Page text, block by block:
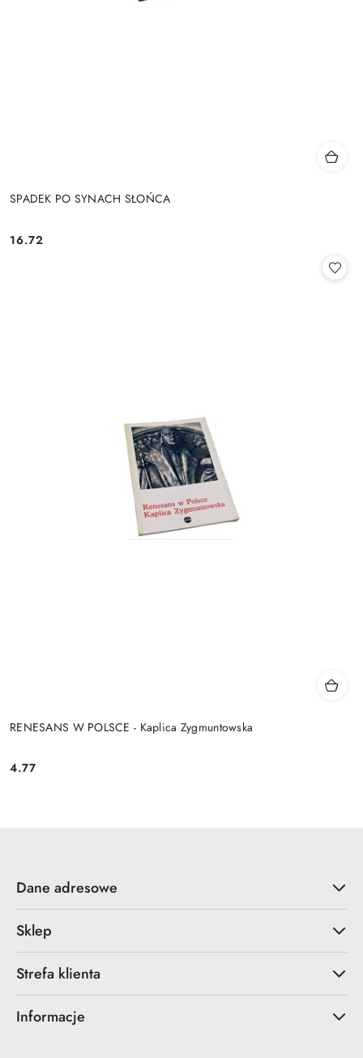
SPADEK PO SYNACH SŁOŃCA
Cena:
16.72
RENESANS W POLSCE - Kaplica Zygmuntowska
Cena:
4.77
Dane adresowe
Sklep
Strefa klienta
Informacje